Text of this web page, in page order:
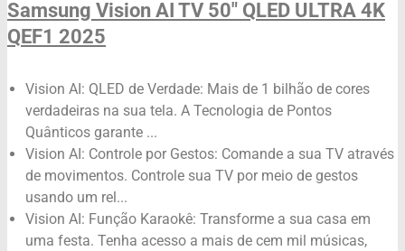
Samsung Vision AI TV 50" QLED ULTRA 4K
QEF1 2025
Vision AI: QLED de Verdade: Mais de 1 bilhão de cores
verdadeiras na sua tela. A Tecnologia de Pontos
Quânticos garante ...
Vision AI: Controle por Gestos: Comande a sua TV através
de movimentos. Controle sua TV por meio de gestos
usando um rel...
Vision AI: Função Karaokê: Transforme a sua casa em
uma festa. Tenha acesso a mais de cem mil músicas,